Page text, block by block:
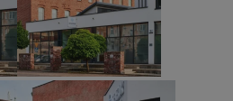
Provider
Domena
sosnowiecki.pl